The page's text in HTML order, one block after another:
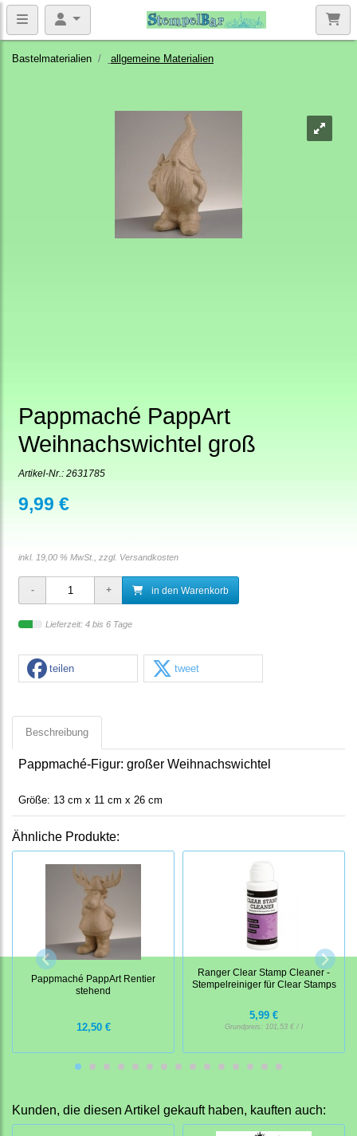
Bastelmaterialien allgemeine Materialien
Pappmaché PappArt
Weihnachswichtel groß
Artikel-Nr.: 2631785
9,99 €
inkl. 19,00 % MwSt., zzgl. Versandkosten
in den Warenkorb
Lieferzeit: 4 bis 6 Tage
teilen tweet
Beschreibung
Pappmaché-Figur: großer Weihnachswichtel
Größe: 13 cm x 11 cm x 26 cm
Ähnliche Produkte:
Pappmaché PappArt Rentier
stehend
12,50 €
Ranger Clear Stamp Cleaner -
Stempelreiniger für Clear Stamps
5,99 €
Grundpreis: 101,53 € / l
Kunden, die diesen Artikel gekauft haben, kauften auch: